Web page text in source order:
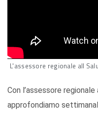
L'assessore regionale all
Con l’assessore
approfondiamo